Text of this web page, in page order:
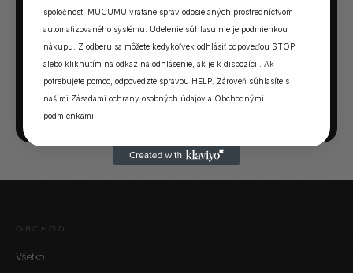
5 otázok. Jedna odpoveď. Vaša ideálna MUCUMU
vôňa.
SPUSTIŤ KVÍZ →
OBCHOD
Všetko
spoločnosti MUCUMU vrátane správ odosielaných prostredníctvom
automatizovaného systému. Udelenie súhlasu nie je podmienkou
nákupu. Z odberu sa môžete kedykoľvek odhlásiť odpoveďou STOP
alebo kliknutím na odkaz na odhlásenie, ak je k dispozícii. Ak
potrebujete pomoc, odpovedzte správou HELP. Zároveň súhlasíte s
našimi Zásadami ochrany osobných údajov a Obchodnými
podmienkami